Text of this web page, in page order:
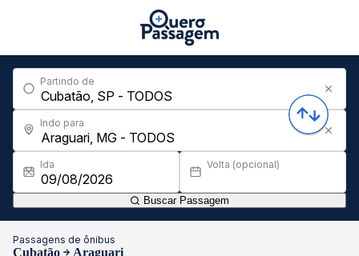
Partindo de
Indo para
Ida Volta (opcional)
Buscar Passagem
Passagens de ônibus
Cubatão Araguari